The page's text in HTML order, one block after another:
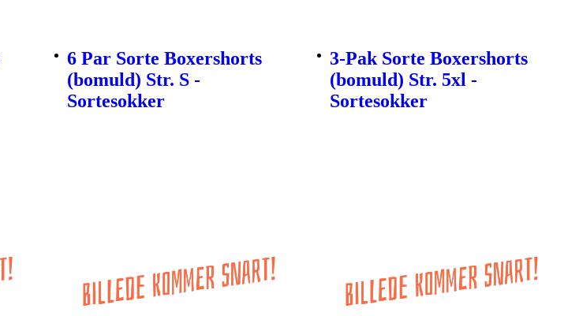
6 Par Sorte Boxershorts
(bomuld) Str. S -
Sortesokker
3-Pak Sorte Boxershorts
(bomuld) Str. 5xl -
Sortesokker